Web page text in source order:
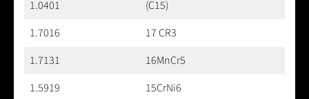
1.0401
(C15)
1.7016
17 CR3
1.7131
16MnCr5
1.5919
15CrNi6